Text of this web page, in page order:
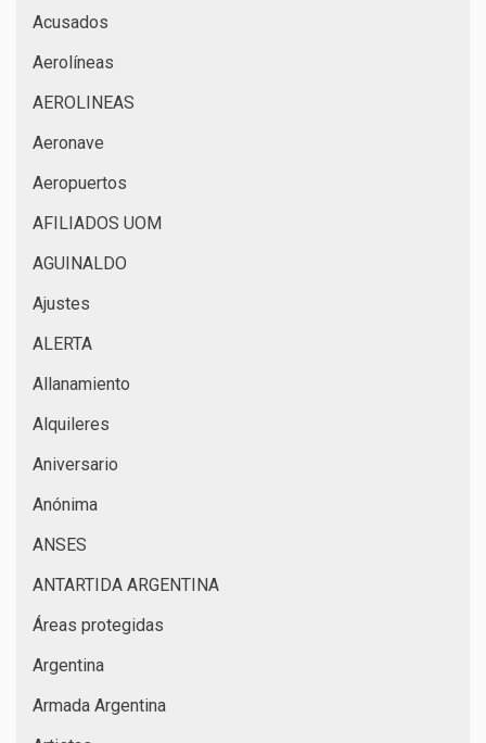
Acusados
Aerolíneas
AEROLINEAS
Aeronave
Aeropuertos
AFILIADOS UOM
AGUINALDO
Ajustes
ALERTA
Allanamiento
Alquileres
Aniversario
Anónima
ANSES
ANTARTIDA ARGENTINA
Áreas protegidas
Argentina
Armada Argentina